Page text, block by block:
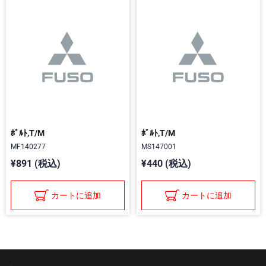
ﾎﾞﾙﾄ,T/M
MF140277
¥891 (税込)
カートに追加
ﾎﾞﾙﾄ,T/M
MS147001
¥440 (税込)
カートに追加